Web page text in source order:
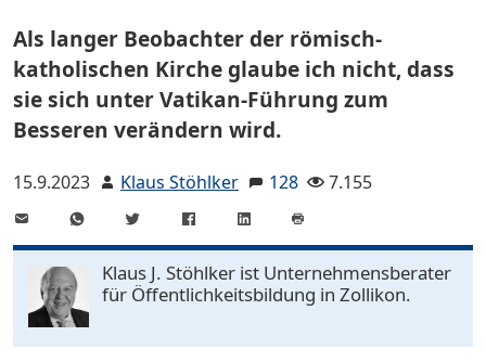
Als langer Beobachter der römisch-
katholischen Kirche glaube ich nicht, dass
sie sich unter Vatikan-Führung zum
Besseren verändern wird.
15.9.2023 Klaus Stöhlker 128
7.155
WhatsAppTwitter FacebookLinkedIn
drucken
Klaus J. Stöhlker ist Unternehmens­berater
für Öffentlichkeits­bildung in Zollikon.